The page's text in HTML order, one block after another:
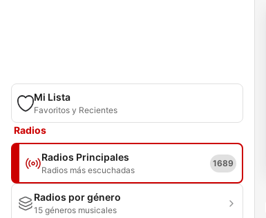
Mi Lista
Favoritos y Recientes
Radios
Radios Principales
Radios más escuchadas
1689
Radios por género
15 géneros musicales